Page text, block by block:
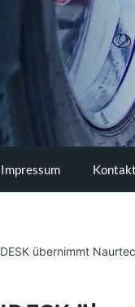
Impressum Kontakt
übernimmt